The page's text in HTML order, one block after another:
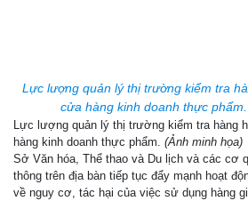
Lực lượng quản lý thị trường kiểm tra
cửa hàng kinh doanh thực
Lực lượng quản lý thị trường kiểm tra hàng
hàng kinh doanh thực phẩm. (Ảnh minh họa)
Sở Văn hóa, Thể thao và Du lịch và các cơ
thông trên địa bàn tiếp tục đẩy mạnh hoạt
về nguy cơ, tác hại của việc sử dụng hàng